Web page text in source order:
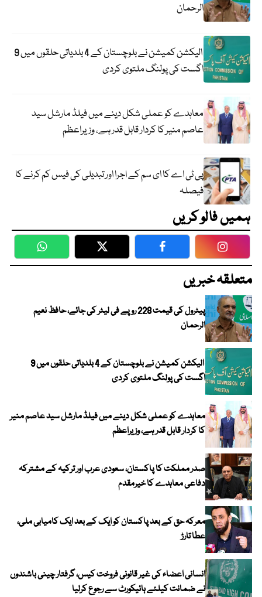
الرحمان
الیکشن کمیشن نے بلوچستان کے 4 بلدیاتی حلقوں میں 9
اگست کی پولنگ ملتوی کردی
معاہدے کو عملی شکل دینے میں فیلڈ مارشل سید
عاصم منیر کا کردار قابل قدر ہے، وزیراعظم
پی ٹی اے کا ای سم کے اجرا اور تبدیلی کی فیس کم کرنے کا
فیصلہ
ہمیں فالو کریں
WhatsApp Twitter Facebook
متعلقہ خبریں
پیٹرول کی قیمت 228 روپے فی لیٹر کی جائے، حافظ نعیم
الرحمان
الیکشن کمیشن نے بلوچستان کے 4 بلدیاتی حلقوں میں 9
اگست کی پولنگ ملتوی کردی
معاہدے کو عملی شکل دینے میں فیلڈ مارشل سید عاصم منیر
کا کردار قابل قدر ہے، وزیراعظم
صدر مملکت کا پاکستان، سعودی عرب اور ترکیہ کے مشترکہ
دفاعی معاہدے کا خیرمقدم
معرکہ حق کے بعد پاکستان کو ایک کے بعد ایک کامیابی ملی،
عطا تارڑ
انسانی اعضاء کی غیر قانونی فروخت کیس، گرفتار چینی باشندوں
نے ضمانت کیلئے ہائیکورٹ سے رجوع کرلیا